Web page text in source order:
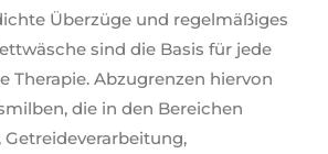
Überzüge und regelmäßiges
sind die Basis für jede
Therapie. Abzugrenzen hiervon
die in den Bereichen